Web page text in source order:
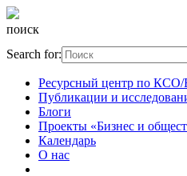
поиск
Search for:
Ресурсный центр по КСО/
Публикации и
Блоги
Проекты «Бизнес и
Календарь
О нас